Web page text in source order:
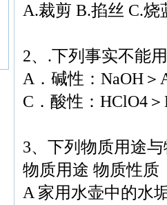
A.裁剪 B.掐丝 C.烧
2、.下列事实不能
A．碱性：NaOH
C．酸性：HClO4
3、下列物质用途
物质用途 物质性质
A 家用水壶中的水